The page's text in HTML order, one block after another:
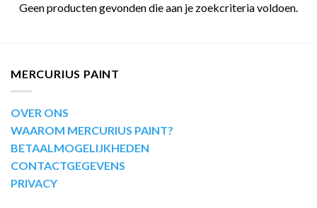
Geen producten gevonden die aan je zoekcriteria voldoen.
MERCURIUS PAINT
OVER ONS
WAAROM MERCURIUS PAINT?
BETAALMOGELIJKHEDEN
CONTACTGEGEVENS
PRIVACY